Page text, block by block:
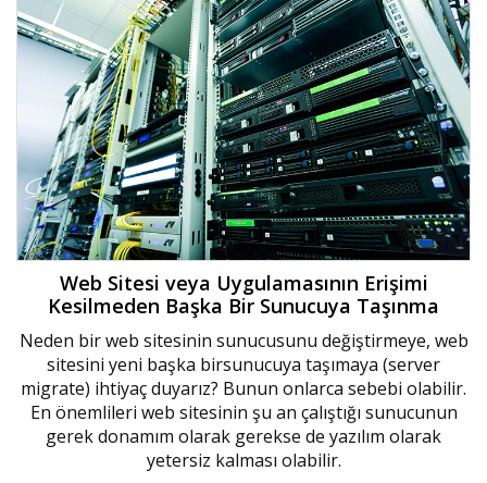
Web Sitesi veya Uygulamasının Erişimi
Kesilmeden Başka Bir Sunucuya Taşınma
Neden bir web sitesinin sunucusunu değiştirmeye, web
sitesini yeni başka birsunucuya taşımaya (server
migrate) ihtiyaç duyarız? Bunun onlarca sebebi olabilir.
En önemlileri web sitesinin şu an çalıştığı sunucunun
gerek donamım olarak gerekse de yazılım olarak
yetersiz kalması olabilir.